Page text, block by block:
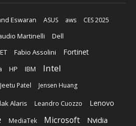
Eswaran ASUS aws
CES 2025
Martinelli Dell
Fabio Assolini Fortinet
HP IBM Intel
Jeetu Patel Jensen Huang
Alaris Leandro Cuozzo Lenovo
MediaTek Microsoft Nvidia